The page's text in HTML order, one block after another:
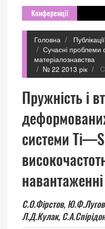
Конференції
Головна
Публікації
Сучасні проблеми
матеріалознавства
№ 22 2013 рік
Пружність і
системи
навантаженні
С.О.Фірстов,
Л.Д.Кулак,